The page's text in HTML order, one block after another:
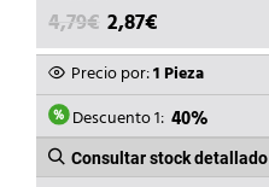
4,79€ EL
PRECIO
ORIGINAL
ERA:
4,79€.
2,87€
PRECIO
ACTUAL
ES:
2,87€.
Precio por:1 Pieza
Descuento 1: 40%
Consultar stock detallado